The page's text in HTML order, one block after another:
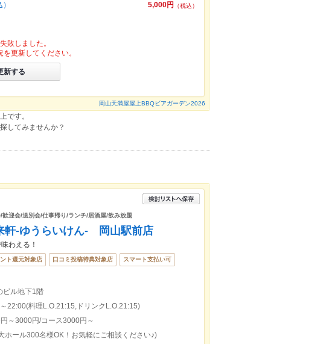
5,000円
（税込）
敗しました。
更新してください。
新する
岡山天満屋屋上BBQビアガーデン2026
です。
してみませんか？
迎会/送別会/仕事帰り/ランチ/居酒屋/飲み放題
-ゆうらいけん- 岡山駅前店
わえる！
ト還元対象店 口コミ投稿特典対象店 スマート支払い可
ビル地下1階
22:00(料理L.O.21:15,ドリンクL.O.21:15)
～3000円/コース3000円～
ホール300名様OK！お気軽にご相談ください♪)